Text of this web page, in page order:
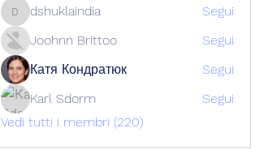
dshuklaindia
dshuklaindia
Segui
Joohnn Brittoo
Segui
Катя Кондратюк
Segui
Karl Sdorm
Segui
Vedi tutti i membri (220)